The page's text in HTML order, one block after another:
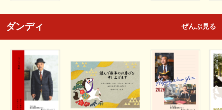
ダンディ ぜんぶ見る